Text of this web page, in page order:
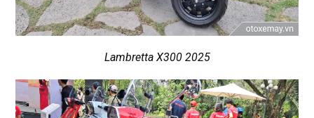
Lambretta X300 2025